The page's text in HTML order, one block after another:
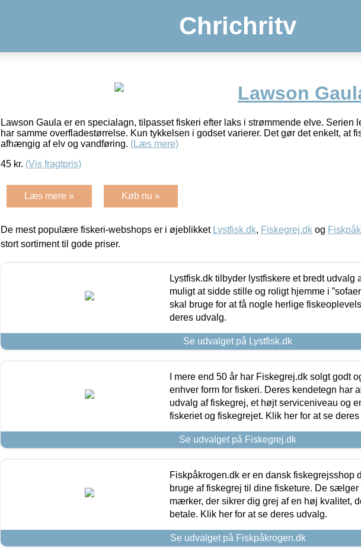
Chrichritv
Lawson
Lawson Gaula er en specialagn, tilpasset fiskeri efter laks i strømmende elve. Serien
har samme overfladestørrelse. Kun tykkelsen i godset varierer. Det gør det enkelt, at
afhængig af elv og vandføring. (Læs mere)
45 kr. (Vis fragtpris)
Læs mere » Køb nu »
De mest populære fiskeri-webshops er i øjeblikket Lystfisk.dk, Fiskegrej.dk og
stort sortiment til gode priser.
Lystfisk.dk tilbyder lystfiskere et bredt
muligt at sidde stille og roligt hjemme i
skal bruge for at få nogle herlige
deres udvalg.
Se udvalget på Lystfisk.dk
I mere end 50 år har Fiskegrej.dk solgt godt
enhver form for fiskeri. Deres kendetegn har
udvalg af fiskegrej, et højt serviceniveau og
fiskeriet og fiskegrejet. Klik her for at se
Se udvalget på Fiskegrej.dk
Fiskpåkrogen.dk er en dansk fiskegrejsshop
bruge af fiskegrej til dine fisketure. De
mærker, der sikrer dig grej af en høj kvalitet,
betale. Klik her for at se deres udvalg.
Se udvalget på Fiskpåkrogen.dk